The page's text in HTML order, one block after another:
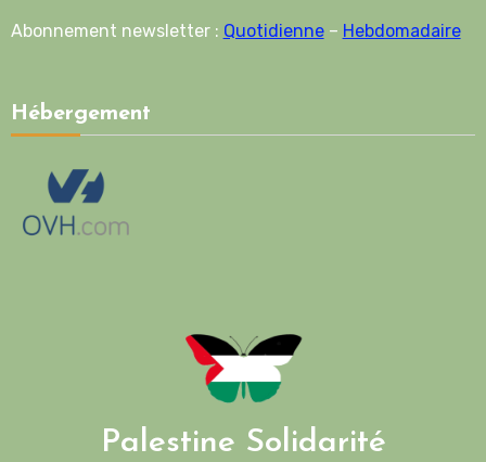
Abonnement newsletter : Quotidienne– Hebdomadaire
Hébergement
Palestine Solidarité